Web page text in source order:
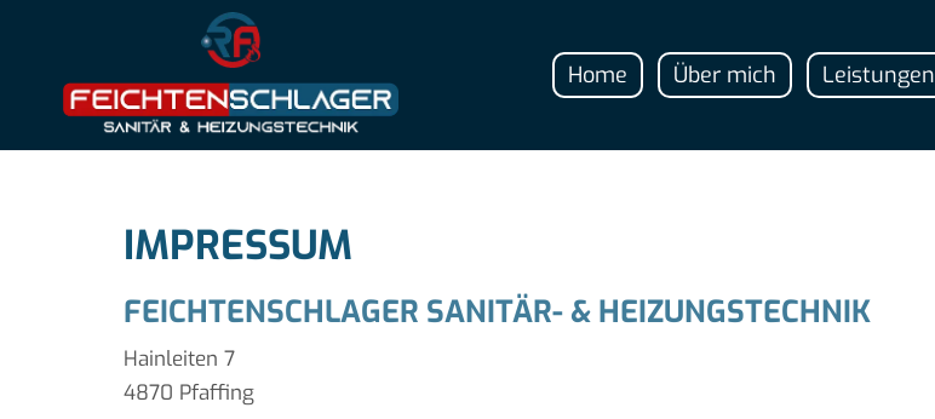
Home Über mich Leistungen
IMPRESSUM
FEICHTENSCHLAGER SANITÄR- & HEIZUNGSTECHNIK
Hainleiten 7
4870 Pfaffing